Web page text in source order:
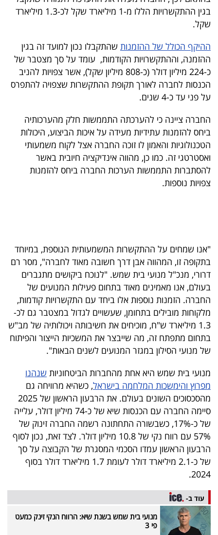
המילון
הכלכלי
פודקאסט
40
UNDER
שיתופי
פעולה
מייל
אדום
פרסמו
באייס
אחרינו:
בגין ההתקשרויות הללו מ-1 מיליארד שקל לכ-1.3 מיליארד
שקל.
ההיקף הכולל של ההזמנות שהתקבלו נכון למועד זה בגין
ההזמנה, וההתקשרויות הקודמות, עומד על סך מצטבר של
כ-224 מיליון דולר (כ-808 מיליון שקל), אשר צפויות להניב
הכנסות לחברה לאורך תקופת ההתקשרות שצפויה להתפרס
על פני עד כ-4 שנים.
החברה ציינה כי להערכתה התממשות חלק מהערכותיה
ביחס להזמנות עתידיות מעידה על איכות הביצוע, היכולות
הטכנולוגיות והאמון לו זוכה החברה אצל לקוח משמעותי
ואסטרטגי זה. כמו כן, מהווה אינדיקציה חיובית באשר
להסתברות התממשות הערכות החברה ביחס להזמנות
צפויות נוספות.
"אנו שמחים על ההתקשרות המשמעותית הנוספת, במיוחד
בתקופה זו, המהווה אבן דרך חשובה מאוד לחברה", מסר רם
דרורי, מנכ"ל מנועי בית שמש. "לנוכח ביקושים מתגברים
בעולם, אנו מאמינים מאוד בתחום פעילות המנועים של
החברה. הזמנות נוספות אלו ביחד עם התקשרויות קודמות,
מלקוחות מובילים בתחומן, שעשויים לגדול במצטבר גם לכ-
1.3 מיליארד ש"ח, מוכיחים את חשיבותה ויכולותיה של מב"ש
בתחום מתפתח זה, מה שייבצר את המשכיות הייצור והפיתוח
של מנועי הסילון במגזר המנועים לשנים הבאות".
מנועי בית שמש היא אחת מהחברות הביטחוניות שנהנו
מפרוץ והימשכות המלחמה בישראל, כשהיא מרוויחה גם
מהסכסוכים השונים בעולם. את הרבעון הראשון של 2025
סיימה החברה עם הכנסות שיא של כ-74 מיליון דולר, עלייה
של כ-17%, כשבשורה התחתונה רשמה החברה זינוק של
57% עם רווח נקי של 10.8 מיליון דולר. לצד זאת, נכון לסוף
הרבעון הראשון עמדו הסכמי המסגרת של הקבוצה על סך
של כ-2.1 מיליארד דולר לעומת 1.7 מיליארד דולר בסוף
2024.
עוד ב-
מנועי בית שמש בשנת שיא: הרווח הנקי זינק כמעט
פי 3